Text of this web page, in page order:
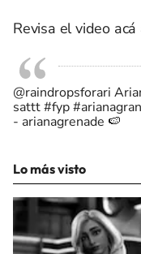
Revisa el video acá
@raindropsforari
sattt#fyp
- arianagrenade 🍉
Lo más visto